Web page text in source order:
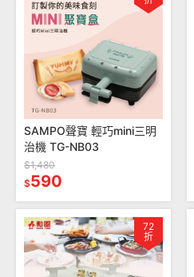
SAMPO聲寶 輕巧mini三明
治機 TG-NB03
$1,480
$590
72
折